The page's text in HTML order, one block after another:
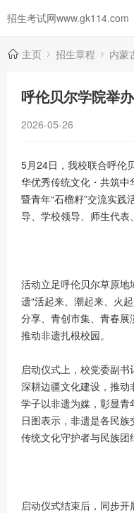
招生考试网www.gk114.com
主页 招生章程 内蒙
呼伦贝尔学院举
2026-05-26
5月24日，我校联合呼伦
华优秀传统文化・共筑中
暨青年“石榴籽”交流实
导、学校领导、师生代表
活动立足呼伦贝尔草原
遗“活起来、潮起来、火
分享、青创市集、青春
推动非遗扎根校园。
启动仪式上，校党委副
深耕边疆文化建设，推
学子以非遗为媒，彰显
日图表示，非遗是各民
传统文化守护者与民族团
启动仪式结束后，同步